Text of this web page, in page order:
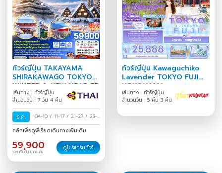
ทัวร์ญี่ปุ่น TAKAYAMA
SHIRAKAWAGO TOKYO
WINTER & NEW YEAR 7D
4N
เส้นทาง : ทัวร์ญี่ปุ่น
จำนวนวัน : 7 วัน 4 คืน
ธ.ค. 04-10 / 11-17 / 21-27 / 23-
29/28 ธ.ค.-03 ม.ค./30
ธ.ค.-05 ม.ค.
คลิกเพื่อดูพีเรียดเดินทางเพิ่มเติม
59,900
ราคาเริ่มต้น บาท/ท่าน
ดูโปรแกรมทัวร์
ทัวร์ญี่ปุ่น Kawaguchiko
Lavender TOKYO FUJI
YOKOHAMA
เส้นทาง : ทัวร์ญี่ปุ่น
จำนวนวัน : 5 คืน 3 คืน